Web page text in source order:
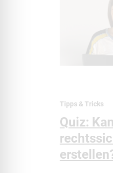
Tipps & Tricks
Quiz: